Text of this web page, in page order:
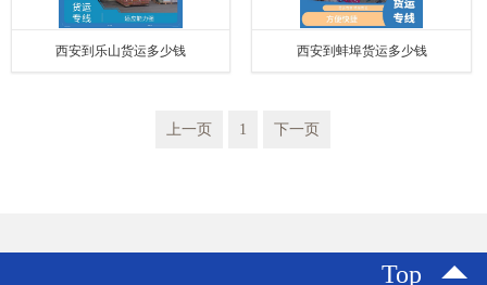
西安到乐山货运多少钱 西安到蚌埠货运多少钱
上一页 1 下一页
Top